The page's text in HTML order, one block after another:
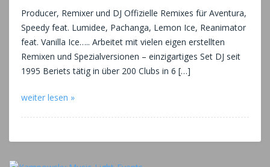
Producer, Remixer und DJ Offizielle Remixes für Aventura,
Speedy feat. Lumidee, Pachanga, Lemon Ice, Reanimator
feat. Vanilla Ice….. Arbeitet mit vielen eigen erstellten
Remixen und Spezialversionen – einzigartiges Set DJ seit
1995 Beriets tätig in über 200 Clubs in 6 […]
weiter lesen »